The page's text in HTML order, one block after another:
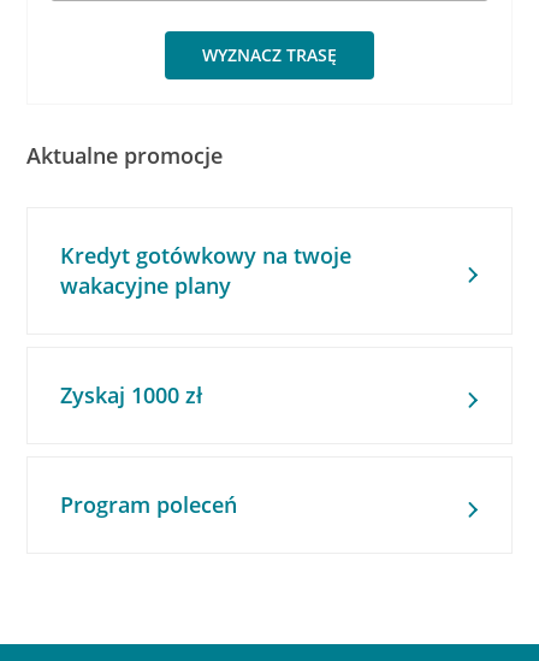
WYZNACZ TRASĘ
Aktualne promocje
Kredyt gotówkowy na twoje
wakacyjne plany
Zyskaj 1000 zł
Program poleceń